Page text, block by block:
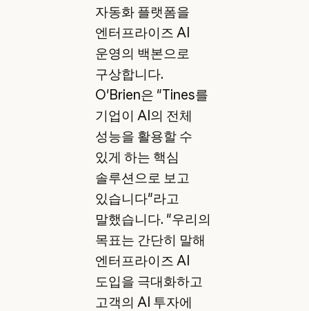
자동화 플랫폼을
엔터프라이즈 AI
운영의 백본으로
구상합니다.
O'Brien은 "Tines를
기업이 AI의 전체
성능을 활용할 수
있게 하는 핵심
솔루션으로 보고
있습니다"라고
말했습니다. "우리의
목표는 간단히 말해
엔터프라이즈 AI
도입을 극대화하고
고객의 AI 투자에